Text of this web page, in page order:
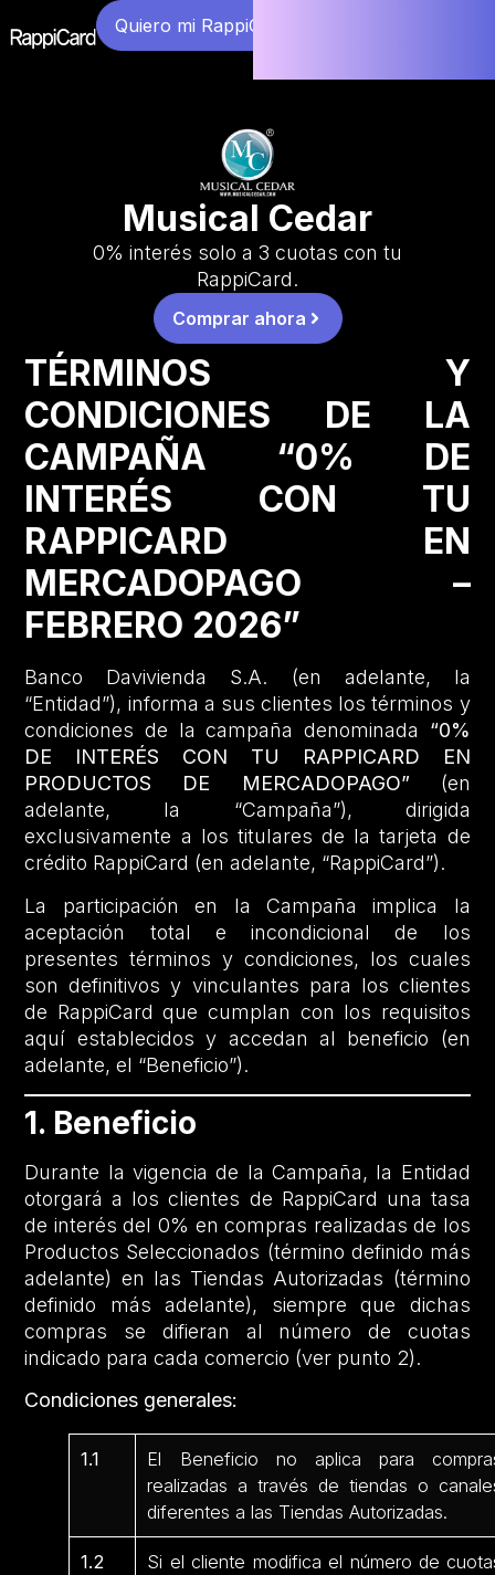
Quiero mi RappiCard
Musical Cedar
0% interés solo a 3 cuotas con tu
RappiCard.
Comprar ahora
TÉRMINOS Y
CONDICIONES DE LA
CAMPAÑA “0% DE
INTERÉS CON TU
RAPPICARD EN
MERCADOPAGO –
FEBRERO 2026”
Banco Davivienda S.A. (en adelante, la
“Entidad”), informa a sus clientes los términos y
condiciones de la campaña denominada “0%
DE INTERÉS CON TU RAPPICARD EN
PRODUCTOS DE MERCADOPAGO” (en
adelante, la “Campaña”), dirigida
exclusivamente a los titulares de la tarjeta de
crédito RappiCard (en adelante, “RappiCard”).
La participación en la Campaña implica la
aceptación total e incondicional de los
presentes términos y condiciones, los cuales
son definitivos y vinculantes para los clientes
de RappiCard que cumplan con los requisitos
aquí establecidos y accedan al beneficio (en
adelante, el “Beneficio”).
1. Beneficio
Durante la vigencia de la Campaña, la Entidad
otorgará a los clientes de RappiCard una tasa
de interés del 0% en compras realizadas de los
Productos Seleccionados (término definido más
adelante) en las Tiendas Autorizadas (término
definido más adelante), siempre que dichas
compras se difieran al número de cuotas
indicado para cada comercio (ver punto 2).
Condiciones generales:
1.1
El Beneficio no aplica para
realizadas a través de tiendas o
diferentes a las Tiendas Autorizadas.
1.2
Si el cliente modifica el número de